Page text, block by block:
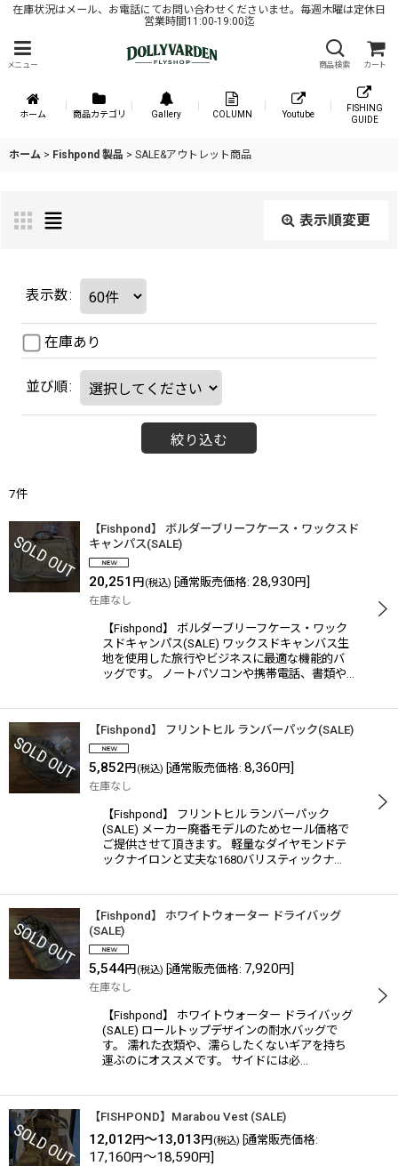
在庫状況はメール、お電話にてお問い合わせくださいませ。毎週木曜は定休日
営業時間11:00-19:00迄
メニュー 商品検索 カート
ホーム 商品カテゴリ Gallery COLUMN Youtube
FISHING
GUIDE
ホーム > Fishpond 製品 > SALE&アウトレット商品
表示順変更
表示数:
在庫あり
並び順:
絞り込む
7件
【Fishpond】 ボルダーブリーフケース・ワックスド
キャンパス(SALE)
20,251 円 (税込) 通常販売価格: 28,930円]
在庫なし
【Fishpond】 ボルダーブリーフケース・ワック
スドキャンパス(SALE) ワックスドキャンバス生
地を使用した旅行やビジネスに最適な機能的バ
ッグです。 ノートパソコンや携帯電話、書類や…
【Fishpond】 フリントヒル ランバーパック(SALE)
5,852 円 (税込) 通常販売価格: 8,360円]
在庫なし
【Fishpond】 フリントヒル ランバーパック
(SALE) メーカー廃番モデルのためセール価格で
ご提供させて頂きます。 軽量なダイヤモンドテ
ックナイロンと丈夫な1680バリスティックナ…
【Fishpond】 ホワイトウォーター ドライバッグ
(SALE)
5,544円 (税込) 通常販売価格: 7,920円]
在庫なし
【Fishpond】 ホワイトウォーター ドライバッグ
(SALE) ロールトップデザインの耐水バッグで
す。 濡れた衣類や、濡らしたくないギアを持ち
運ぶのにオススメです。 サイドには必…
【FISHPOND】Marabou Vest (SALE)
12,012 円～13,013 円 (税込) 通常販売価格:
17,160円～18,590円]